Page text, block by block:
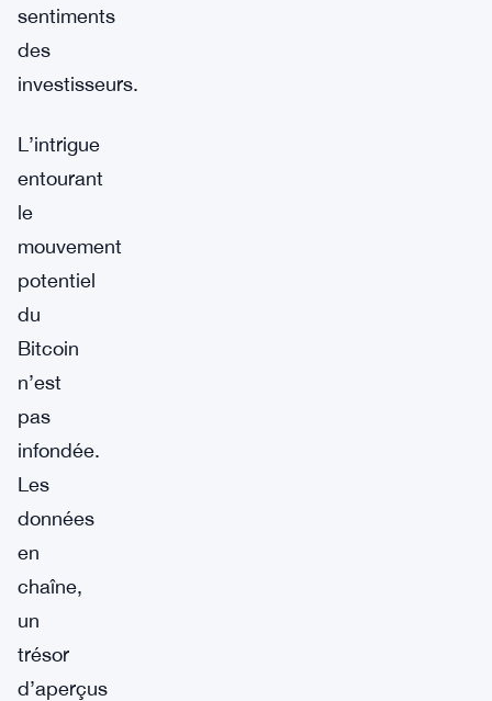
sentiments
des
investisseurs.
L’intrigue
entourant
le
mouvement
potentiel
du
Bitcoin
n’est
pas
infondée.
Les
données
en
chaîne,
un
trésor
d’aperçus